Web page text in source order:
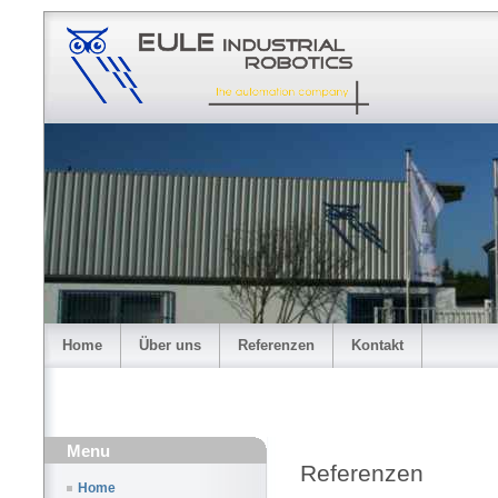
Home Über uns Referenzen Kontakt
Menu
Home
Referenzen